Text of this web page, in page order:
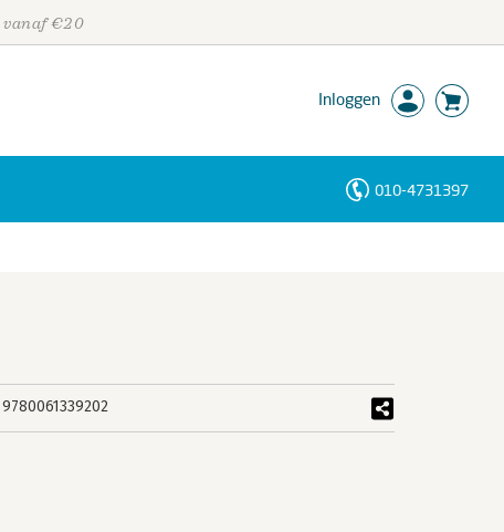
vanaf €20
Inloggen
010-4731397
9780061339202
Personen